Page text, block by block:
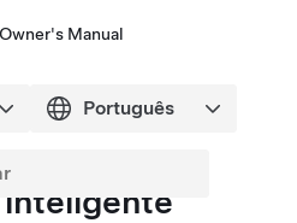
Manual